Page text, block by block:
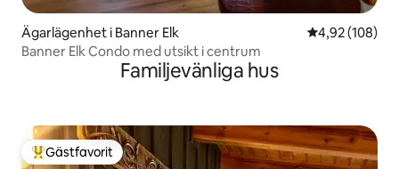
Ägarlägenhet i Banner Elk 4,92 av 5 i
4,92 (108)
Banner Elk Condo med utsikt i centrum
Familjevänliga hus
Populär gästfavorit
Gästfavorit